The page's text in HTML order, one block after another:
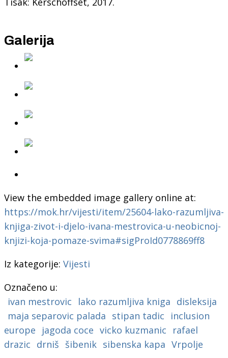
Galerija
View the embedded image gallery online at:
https://mok.hr/vijesti/item/25604-lako-razumljiva-
knjiga-zivot-i-djelo-ivana-mestrovica-u-neobicnoj-
knjizi-koja-pomaze-svima#sigProId0778869ff8
Iz kategorije: Vijesti
Označeno u:
ivan mestrovic
lako razumljiva kniga disleksija
maja separovic palada stipan tadic
inclusion
europe
jagoda coce vicko kuzmanic
rafael
drazic drniš šibenik sibenska kapa Vrpolje